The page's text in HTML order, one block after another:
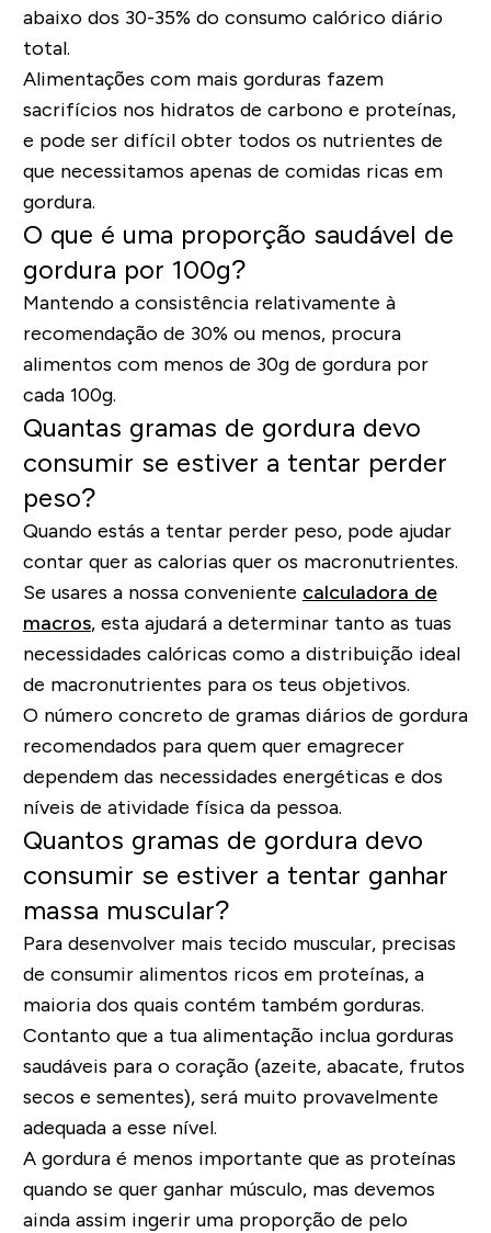
abaixo dos 30-35% do consumo calórico diário
total.
Alimentações com mais gorduras fazem
sacrifícios nos hidratos de carbono e proteínas,
e pode ser difícil obter todos os nutrientes de
que necessitamos apenas de comidas ricas em
gordura.
O que é uma proporção saudável de
gordura por 100g?
Mantendo a consistência relativamente à
recomendação de 30% ou menos, procura
alimentos com menos de 30g de gordura por
cada 100g.
Quantas gramas de gordura devo
consumir se estiver a tentar perder
peso?
Quando estás a tentar perder peso, pode ajudar
contar quer as calorias quer os macronutrientes.
Se usares a nossa conveniente calculadora de
macros, esta ajudará a determinar tanto as tuas
necessidades calóricas como a distribuição ideal
de macronutrientes para os teus objetivos.
O número concreto de gramas diários de gordura
recomendados para quem quer emagrecer
dependem das necessidades energéticas e dos
níveis de atividade física da pessoa.
Quantos gramas de gordura devo
consumir se estiver a tentar ganhar
massa muscular?
Para desenvolver mais tecido muscular, precisas
de consumir alimentos ricos em proteínas, a
maioria dos quais contém também gorduras.
Contanto que a tua alimentação inclua gorduras
saudáveis para o coração (azeite, abacate, frutos
secos e sementes), será muito provavelmente
adequada a esse nível.
A gordura é menos importante que as proteínas
quando se quer ganhar músculo, mas devemos
ainda assim ingerir uma proporção de pelo